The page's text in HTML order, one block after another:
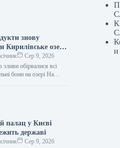
знову
Кирилівське озеро
Сер 9, 2026
обірвалися всі
бони на озері На
знову зафіксовано…
палац у Києві
державі
Сер 9, 2026
и